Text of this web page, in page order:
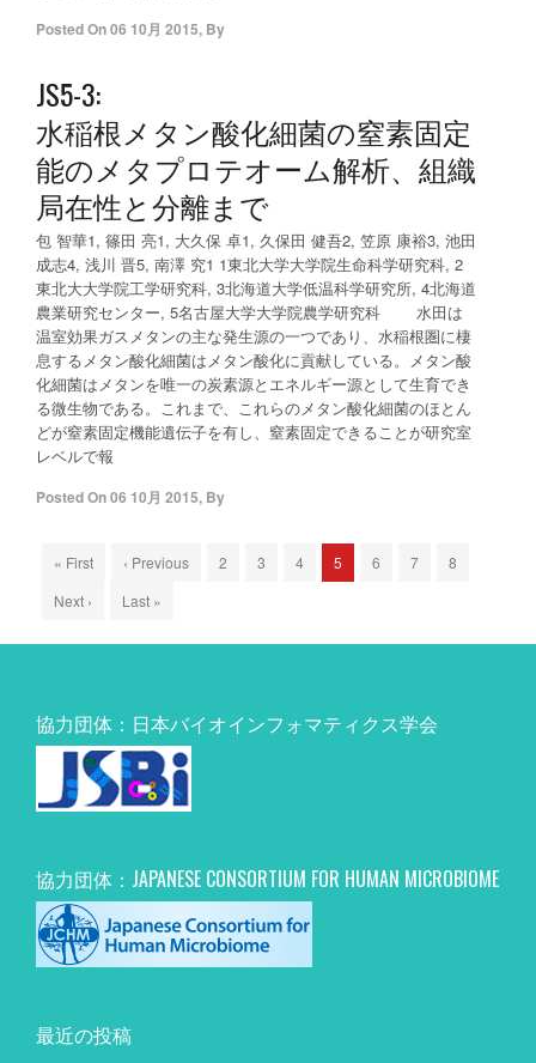
Posted On06 10月 2015, By
JS5-3:
水稲根メタン酸化細菌の窒素固定
能のメタプロテオーム解析、組織
局在性と分離まで
包 智華1, 篠田 亮1, 大久保 卓1, 久保田 健吾2, 笠原 康裕3, 池田
成志4, 浅川 晋5, 南澤 究1 1東北大学大学院生命科学研究科, 2
東北大大学院工学研究科, 3北海道大学低温科学研究所, 4北海道
農業研究センター, 5名古屋大学大学院農学研究科 水田は
温室効果ガスメタンの主な発生源の一つであり、水稲根圏に棲
息するメタン酸化細菌はメタン酸化に貢献している。メタン酸
化細菌はメタンを唯一の炭素源とエネルギー源として生育でき
る微生物である。これまで、これらのメタン酸化細菌のほとん
どが窒素固定機能遺伝子を有し、窒素固定できることが研究室
レベルで報
Posted On06 10月 2015, By
« First ‹ Previous 2 3 4 5 6 7
8
Next ›
Last »
協力団体：日本バイオインフォマティクス学会
協力団体：JAPANESE CONSORTIUM FOR HUMAN MICROBIOME
最近の投稿